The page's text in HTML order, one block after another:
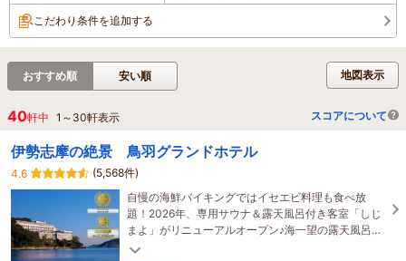
こだわり条件を追加する
地図表示
おすすめ順 安い順
40軒中 1 ～ 30軒表示 スコアについて
伊勢志摩の絶景 鳥羽グランドホテル
4.6
(5,568件)
自慢の海鮮バイキングではイセエビ料理も食べ放
題！2026年、専用サウナ＆露天風呂付き客室「しじ
まよ」がリニューアルオープン♪海一望の露天風呂は
ライトアップが幻想的な雰囲気を演出します。